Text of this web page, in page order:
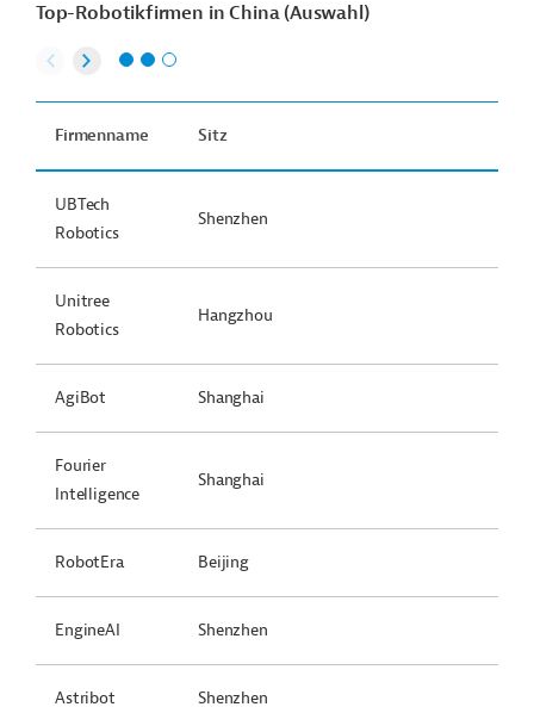
Top-Robotikfirmen in China (Auswahl)
Firmenname Sitz
UBTech
Robotics
Shenzhen
Unitree
Robotics
Hangzhou
AgiBot Shanghai
Fourier
Intelligence
Shanghai
RobotEra Beijing
EngineAI Shenzhen
Astribot Shenzhen